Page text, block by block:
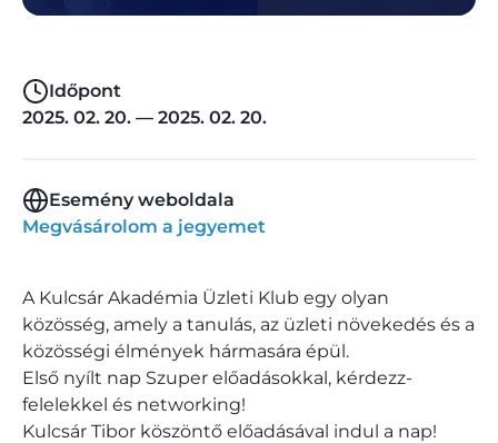
Időpont
2025. 02. 20. — 2025. 02. 20.
Esemény weboldala
Megvásárolom a jegyemet
A Kulcsár Akadémia Üzleti Klub egy olyan
közösség, amely a tanulás, az üzleti növekedés és a
közösségi élmények hármasára épül.
Első nyílt nap Szuper előadásokkal, kérdezz-
felelekkel és networking!
Kulcsár Tibor köszöntő előadásával indul a nap!